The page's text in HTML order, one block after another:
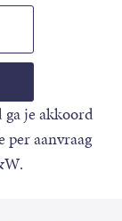
je akkoord
per aanvraag